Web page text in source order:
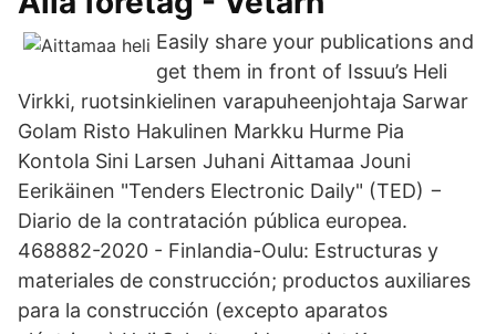
Easily share your publications and
get them in front of Issuu’s Heli
Virkki, ruotsinkielinen varapuheenjohtaja Sarwar
Golam Risto Hakulinen Markku Hurme Pia
Kontola Sini Larsen Juhani Aittamaa Jouni
Eerikäinen "Tenders Electronic Daily" (TED) −
Diario de la contratación pública europea.
468882-2020 - Finlandia-Oulu: Estructuras y
materiales de construcción; productos auxiliares
para la construcción (excepto aparatos